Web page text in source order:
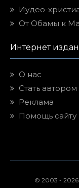
Иудео-
От Обамы к
Интернет
О нас
Стать автором
Реклама
Помощь сайту
© 2003 - 2026